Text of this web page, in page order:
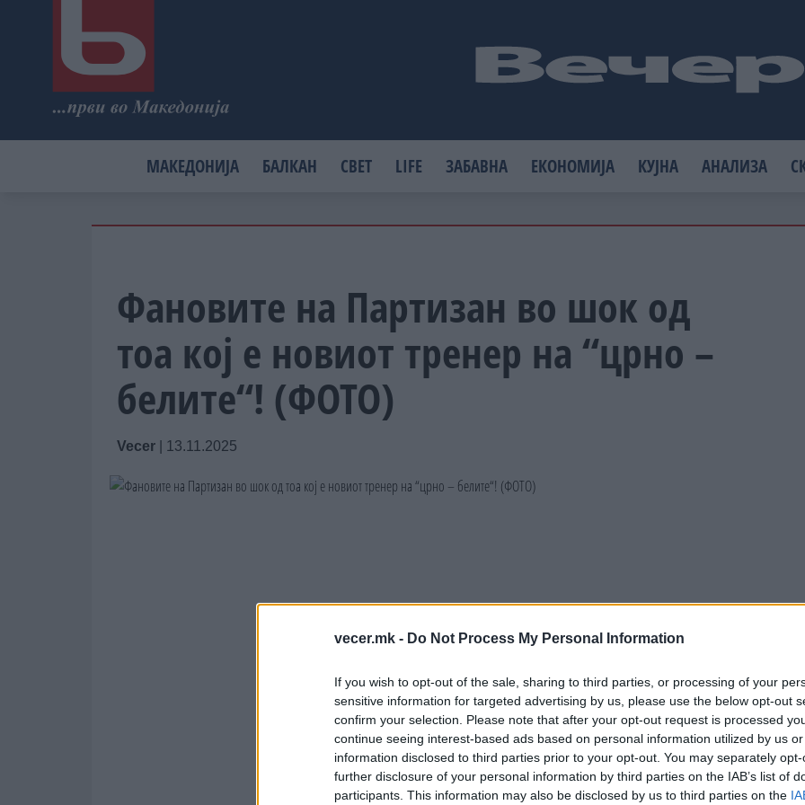
vecer.mk - Do Not Process My Personal Information
If you wish to opt-out of the sale, sharing to third parties, or processing of your
sensitive information for targeted advertising by us, please use the below opt-out
confirm your selection. Please note that after your opt-out request is processed
continue seeing interest-based ads based on personal information utilized by us
information disclosed to third parties prior to your opt-out. You may separately
further disclosure of your personal information by third parties on the IAB’s list of
participants. This information may also be disclosed by us to third parties on the
МАКЕДОНИЈА БАЛКАН СВЕТ LIFE ЗАБАВНА ЕКОНОМИЈА КУЈНА АНАЛИЗА
Фановите на Партизан во шок од
тоа кој е новиот тренер на “црно –
белите“! (ФОТО)
Vecer 13.11.2025